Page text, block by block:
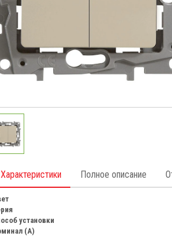
Характеристики Полное описание
установки
(А)